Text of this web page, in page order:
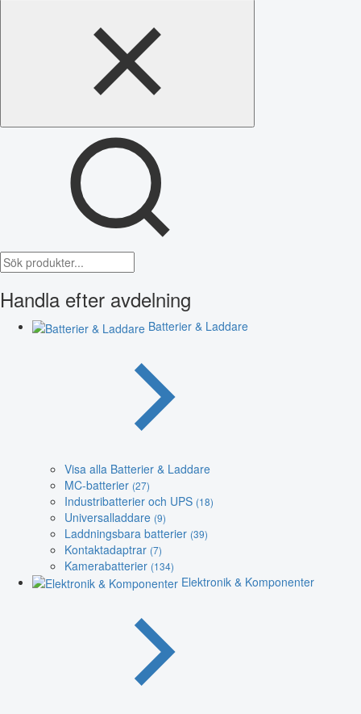
Handla efter avdelning
Batterier & Laddare
Visa alla Batterier & Laddare
MC-batterier (27)
Industribatterier och UPS (18)
Universalladdare (9)
Laddningsbara batterier (39)
Kontaktadaptrar (7)
Kamerabatterier (134)
Elektronik & Komponenter